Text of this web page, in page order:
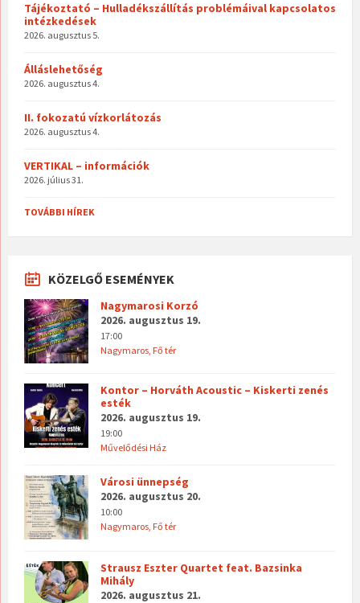
Tájékoztató – Hulladékszállítás problémáival kapcsolatos
intézkedések
2026. augusztus 5.
Álláslehetőség
2026. augusztus 4.
II. fokozatú vízkorlátozás
2026. augusztus 4.
VERTIKAL – információk
2026. július 31.
TOVÁBBI HÍREK
KÖZELGŐ ESEMÉNYEK
Nagymarosi Korzó
2026. augusztus 19.
17:00
Nagymaros, Fő tér
Kontor – Horváth Acoustic – Kiskerti zenés
esték
2026. augusztus 19.
19:00
Művelődési Ház
Városi ünnepség
2026. augusztus 20.
10:00
Nagymaros, Fő tér
Strausz Eszter Quartet feat. Bazsinka
Mihály
2026. augusztus 21.